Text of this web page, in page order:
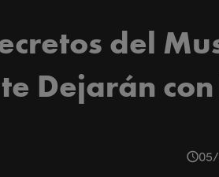
del
te Dejarán